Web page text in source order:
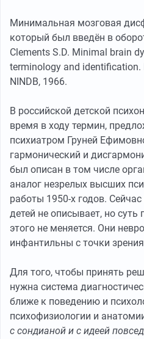
Минимальная мозговая
который был введён в
Clements S.D. Minimal brain
terminology and identification.
NINDB, 1966.
В российской детской
время в ходу термин,
психиатром Груней
гармонический и
был описан в том числе
аналог незрелых высших
работы 1950-х годов.
детей не описывает, но суть
этого не меняется. Они
инфантильны с точки
Для того, чтобы принять
нужна система
ближе к поведению и
психофизиологии и
с сондианой и с идеей